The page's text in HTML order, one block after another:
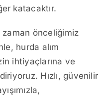
katacaktır.
önceliğimiz
hurda alım
ihtiyaçlarına ve
Hızlı, güvenilir